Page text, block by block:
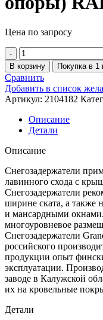
Цена по запросу
В корзину Покупка в 1
Сравнить
Добавить в список
Артикул: 2104182
Описание
Детали
Описание
Снегозадержатели
лавинного схода с
Снегозадержатели
ширине ската, а также
и мансардными окнами.
многоуровневое
Снегозадержатели
российского
продукции опыт
эксплуатации.
заводе в Калужской
их на кровельные
Детали